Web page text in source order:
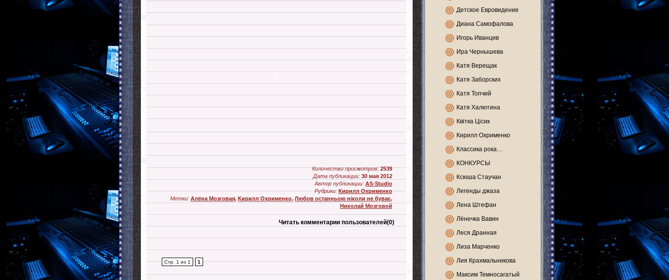
Детское Евровидение
Диана Самофалова
Игорь Иванцив
Ира Чернышева
Катя Верещак
Катя Заборских
Катя Топчий
Катя Халютина
Квітка Цісик
Кирилл Охрименко
Классика рока…
КОНКУРСЫ
Ксюша Стаучан
Легенды джаза
Лена Штефан
Лёнечка Вавин
Леся Дранная
Лиза Марченко
Лия Крахмальникова
Максим Темносагатый
Количество просмотров: 2539
Дата публикации: 30 мая 2012
Автор публикации: AS-Studio
Рубрики: Кирилл Охрименко
Метки: Алёна Мозговая, Кирилл Охрименко, Любов останньою ніколи не буває,
Николай Мозговой
Читать комментарии пользователей(0)
Стр. 1 из 1 1